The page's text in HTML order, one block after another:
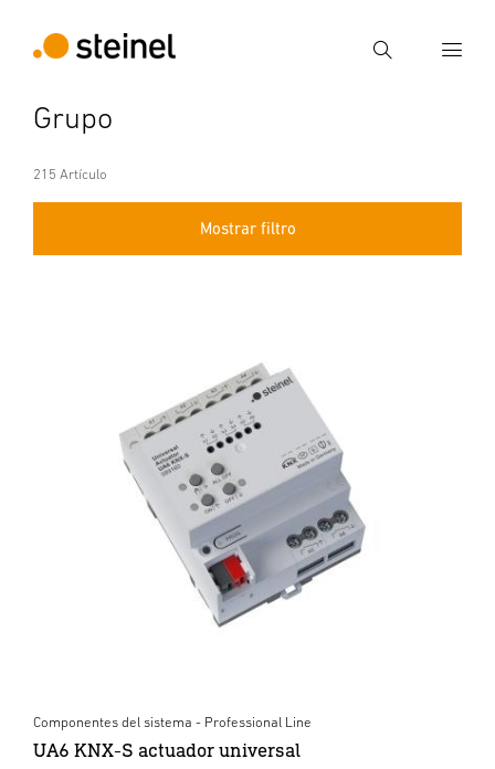
Búsqueda
Grupo
215 Artículo
Mostrar filtro
Componentes del sistema - Professional Line
UA6 KNX-S actuador universal